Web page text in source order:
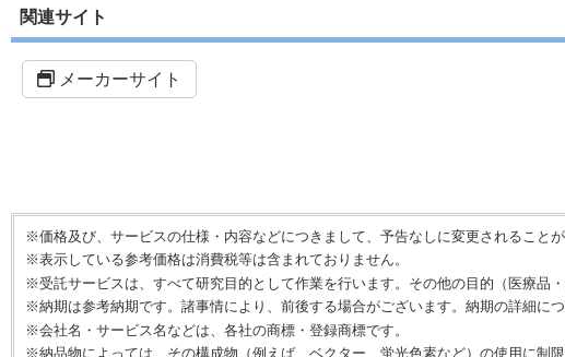
関連サイト
メーカーサイト
※価格及び、サービスの仕様・内容などにつきまして、予告なしに変更されることが
※表示している参考価格は消費税等は含まれておりません。
※受託サービスは、すべて研究目的として作業を行います。その他の目的（医療品
※納期は参考納期です。諸事情により、前後する場合がございます。納期の詳細に
※会社名・サービス名などは、各社の商標・登録商標です。
※納品物によっては、その構成物（例えば、ベクター、蛍光色素など）の使用に制限